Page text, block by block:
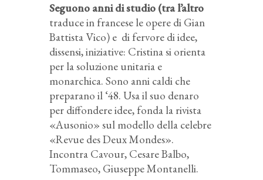
Seguono anni di studio (tra l’altro
traduce in francese le opere di Gian
Battista Vico) e di fervore di idee,
dissensi, iniziative: Cristina si orienta
per la soluzione unitaria e
monarchica. Sono anni caldi che
preparano il ‘48. Usa il suo denaro
per diffondere idee, fonda la rivista
«Ausonio» sul modello della celebre
«Revue des Deux Mondes».
Incontra Cavour, Cesare Balbo,
Tommaseo, Giuseppe Montanelli.